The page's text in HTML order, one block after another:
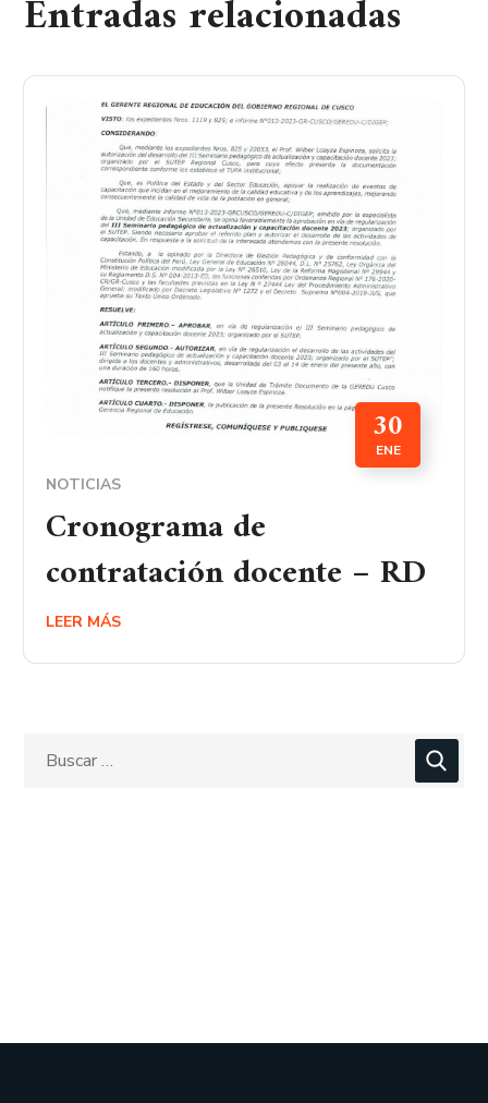
Entradas relacionadas
30
ENE
NOTICIAS
Cronograma de
contratación docente – RD
LEER MÁS